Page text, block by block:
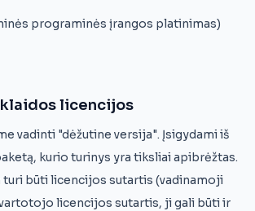
programinės įrangos platinimas)
licencijos
vadinti "dėžutine versija". Įsigydami iš
kurio turinys yra tiksliai apibrėžtas.
turi būti licencijos sutartis (vadinamoji
licencijos sutartis, ji gali būti ir